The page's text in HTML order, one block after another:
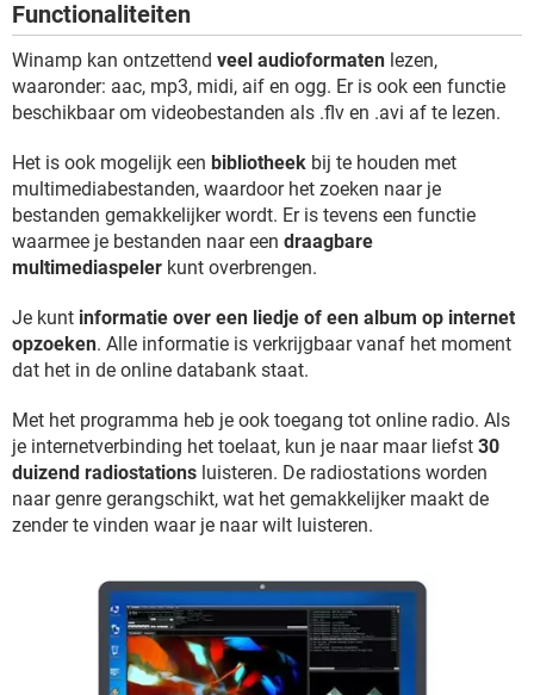
Functionaliteiten
Winamp kan ontzettend veel audioformaten lezen,
waaronder: aac, mp3, midi, aif en ogg. Er is ook een functie
beschikbaar om videobestanden als .flv en .avi af te lezen.
Het is ook mogelijk een bibliotheek bij te houden met
multimediabestanden, waardoor het zoeken naar je
bestanden gemakkelijker wordt. Er is tevens een functie
waarmee je bestanden naar een draagbare
multimediaspeler kunt overbrengen.
Je kunt informatie over een liedje of een album op internet
opzoeken. Alle informatie is verkrijgbaar vanaf het moment
dat het in de online databank staat.
Met het programma heb je ook toegang tot online radio. Als
je internetverbinding het toelaat, kun je naar maar liefst 30
duizend radiostations luisteren. De radiostations worden
naar genre gerangschikt, wat het gemakkelijker maakt de
zender te vinden waar je naar wilt luisteren.